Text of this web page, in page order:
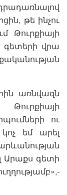
թե ինչու
Թուրքիայի
գետերի վրա
առնվազն
ու
եմ արել
Արաքս գետի